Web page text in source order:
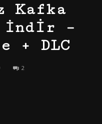
Kafka
İndir –
+ DLC
2